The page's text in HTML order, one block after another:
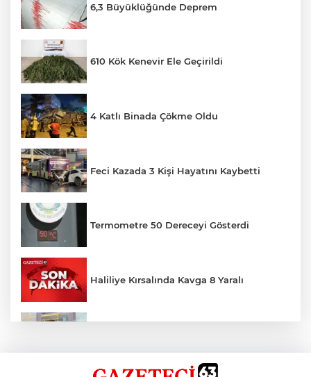
6,3 Büyüklüğünde Deprem
610 Kök Kenevir Ele Geçirildi
4 Katlı Binada Çökme Oldu
Feci Kazada 3 Kişi Hayatını Kaybetti
Termometre 50 Dereceyi Gösterdi
Haliliye Kırsalında Kavga 8 Yaralı